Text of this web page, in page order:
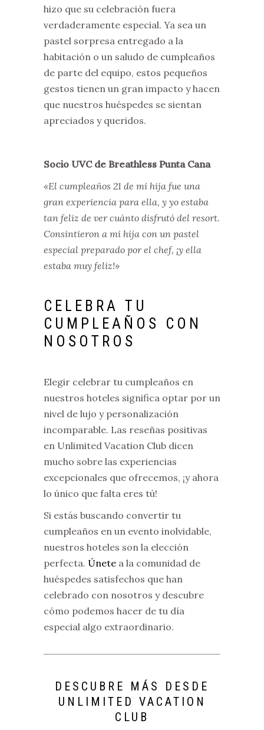
hizo que su celebración fuera
verdaderamente especial. Ya sea un
pastel sorpresa entregado a la
habitación o un saludo de cumpleaños
de parte del equipo, estos pequeños
gestos tienen un gran impacto y hacen
que nuestros huéspedes se sientan
apreciados y queridos.
Socio UVC de Breathless Punta Cana
«El cumpleaños 21 de mi hija fue una
gran experiencia para ella, y yo estaba
tan feliz de ver cuánto disfrutó del resort.
Consintieron a mi hija con un pastel
especial preparado por el chef, ¡y ella
estaba muy feliz!»
CELEBRA TU
CUMPLEAÑOS CON
NOSOTROS
Elegir celebrar tu cumpleaños en
nuestros hoteles significa optar por un
nivel de lujo y personalización
incomparable. Las reseñas positivas
en Unlimited Vacation Club dicen
mucho sobre las experiencias
excepcionales que ofrecemos, ¡y ahora
lo único que falta eres tú!
Si estás buscando convertir tu
cumpleaños en un evento inolvidable,
nuestros hoteles son la elección
perfecta. Únete a la comunidad de
huéspedes satisfechos que han
celebrado con nosotros y descubre
cómo podemos hacer de tu día
especial algo extraordinario.
DESCUBRE MÁS DESDE
UNLIMITED VACATION
CLUB